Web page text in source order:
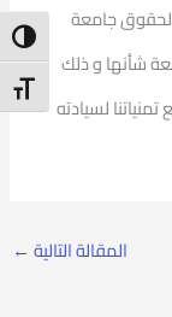
جامعة
شأنها و ذلك
لسيادته
المقالة التالية ←